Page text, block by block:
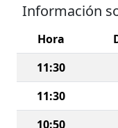
Información
Hora
11:30
11:30
10:50